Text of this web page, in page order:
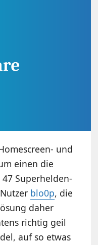
und
einen die
Superhelden-
blo0p, die
daher
richtig geil
auf so etwas